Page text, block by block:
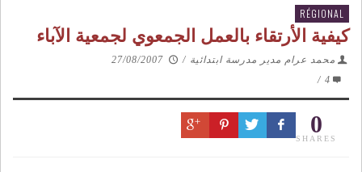
RÉGIONAL
كيفية الأرتقاء بالعمل الجمعوي لجمعية الآباء
محمد عرام مدير مدرسة ابتدائية /
27/08/2007
4
/
0
SHARES